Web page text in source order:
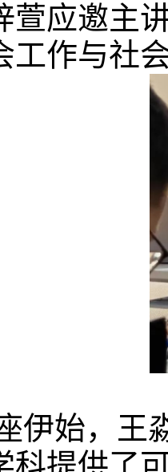
萱应邀主
工作与社
，王淼
科提供了